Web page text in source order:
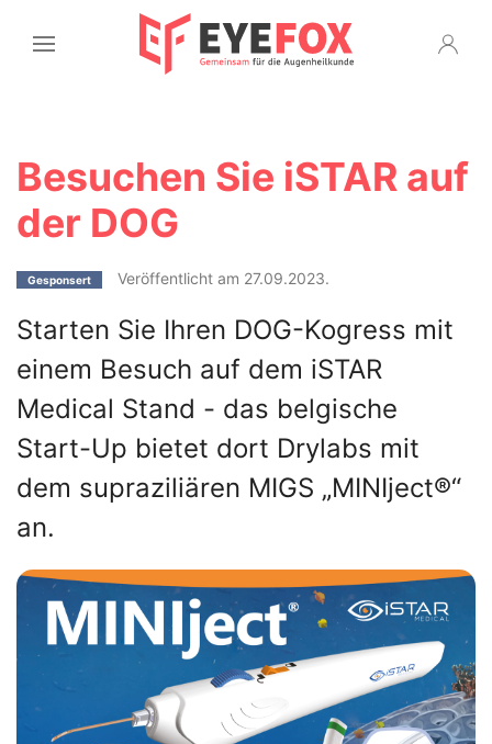
Besuchen Sie iSTAR auf
der DOG
Gesponsert Veröffentlicht am 27.09.2023.
Starten Sie Ihren DOG-Kogress mit
einem Besuch auf dem iSTAR
Medical Stand - das belgische
Start-Up bietet dort Drylabs mit
dem supraziliären MIGS „MINIject®“
an.